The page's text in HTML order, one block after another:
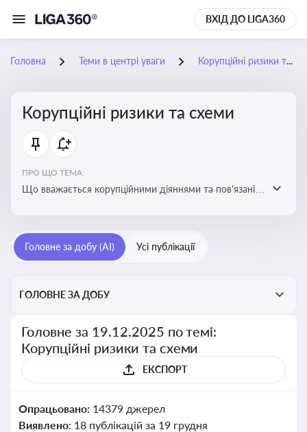
ВХІД ДО LIGA360
Головна Теми в центрі уваги Корупційні ризики та схеми
Корупційні ризики та схеми
ПРО ЩО ТЕМА:
Що вважається корупційними діяннями та пов'язані з
Головне за добу (AI) Усі публікації
ГОЛОВНЕ ЗА ДОБУ
Головне за 19.12.2025 по темі:
Корупційні ризики та схеми
ЕКСПОРТ
Опрацьовано: 14379 джерел
Виявлено: 18 публікацій за 19 грудня